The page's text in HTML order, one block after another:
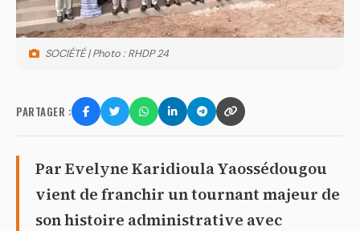
SOCIÉTÉ | Photo : RHDP 24
PARTAGER :
Par Evelyne Karidioula Yaossédougou
vient de franchir un tournant majeur de
son histoire administrative avec